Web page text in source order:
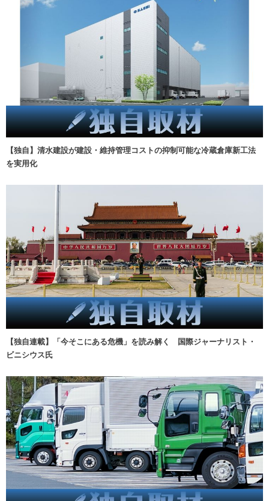
【独自】清水建設が建設・維持管理コストの抑制可能な冷蔵倉庫新工法
を実用化
【独自連載】「今そこにある危機」を読み解く 国際ジャーナリスト・
ビニシウス氏